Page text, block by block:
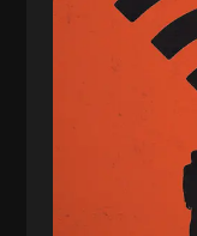
سروش کرمیان،
فائزه فتحی